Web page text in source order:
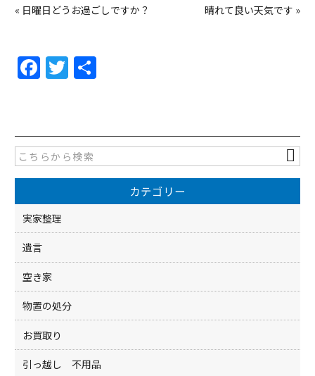
« 日曜日どうお過ごしですか？ 晴れて良い天気です »
F
a
e
b
o
o
k
T
w
er
カテゴリー
実家整理
遺言
空き家
物置の処分
お買取り
引っ越し 不用品